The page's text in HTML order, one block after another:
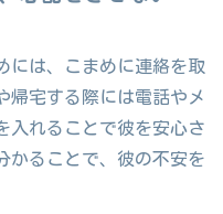
には、こまめに連絡を取
帰宅する際には電話やメ
入れることで彼を安心さ
かることで、彼の不安を